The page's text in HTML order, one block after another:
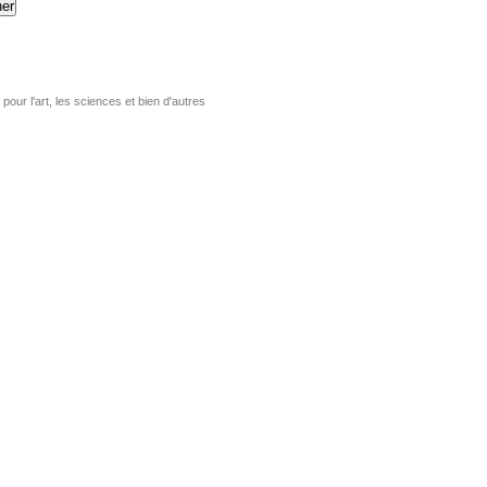
pour l'art, les sciences et bien d'autres